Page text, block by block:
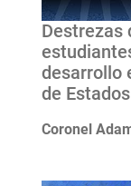
Destrezas
desarrollo
de
Coronel